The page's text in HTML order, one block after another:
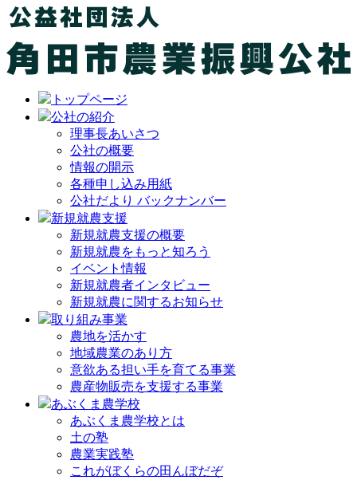
トップページ
公社の紹介
理事長あいさつ
公社の概要
情報の開示
各種申し込み用紙
公社だより バックナンバー
新規就農支援
新規就農支援の概要
新規就農をもっと知ろう
イベント情報
新規就農者インタビュー
新規就農に関するお知らせ
取り組み事業
農地を活かす
地域農業のあり方
意欲ある担い手を育てる事業
農産物販売を支援する事業
あぶくま農学校
あぶくま農学校とは
土の塾
農業実践塾
これがぼくらの田んぼだぞ